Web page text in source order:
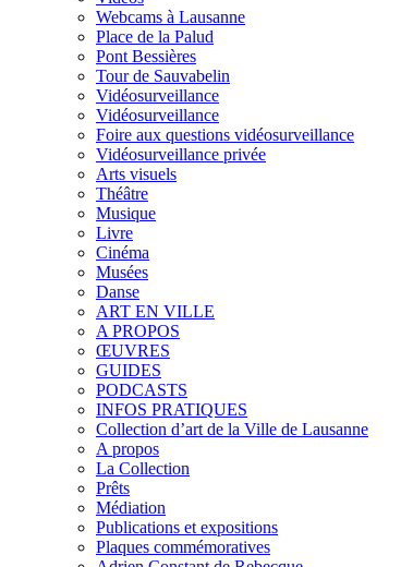
Webcams à Lausanne
Place de la Palud
Pont Bessières
Tour de Sauvabelin
Vidéosurveillance
Vidéosurveillance
Foire aux questions vidéosurveillance
Vidéosurveillance privée
Arts visuels
Théâtre
Musique
Livre
Cinéma
Musées
Danse
ART EN VILLE
A PROPOS
ŒUVRES
GUIDES
PODCASTS
INFOS PRATIQUES
Collection d’art de la Ville de Lausanne
A propos
La Collection
Prêts
Médiation
Publications et expositions
Plaques commémoratives